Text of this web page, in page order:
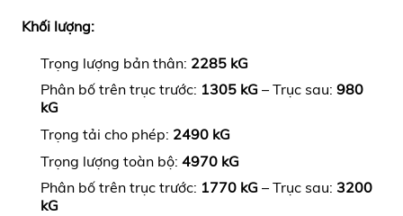
Khối lượng:
Trọng lượng bản thân: 2285 kG
Phân bố trên trục trước: 1305 kG – Trục sau: 980
kG
Trọng tải cho phép: 2490 kG
Trọng lượng toàn bộ: 4970 kG
Phân bố trên trục trước: 1770 kG – Trục sau: 3200
kG